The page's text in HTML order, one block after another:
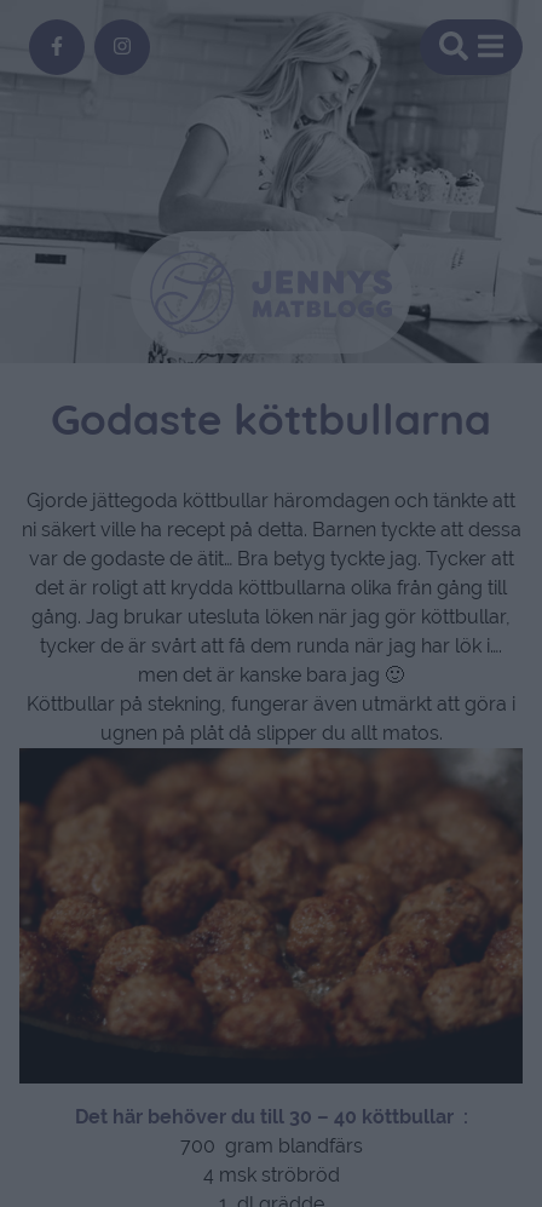
Godaste köttbullarna
Gjorde jättegoda köttbullar häromdagen och tänkte att
ni säkert ville ha recept på detta. Barnen tyckte att dessa
var de godaste de ätit… Bra betyg tyckte jag. Tycker att
det är roligt att krydda köttbullarna olika från gång till
gång. Jag brukar utesluta löken när jag gör köttbullar,
tycker de är svårt att få dem runda när jag har lök i….
men det är kanske bara jag 🙂
Köttbullar på stekning, fungerar även utmärkt att göra i
ugnen på plåt då slipper du allt matos.
Det här behöver du till 30 – 40 köttbullar :
700 gram blandfärs
4 msk ströbröd